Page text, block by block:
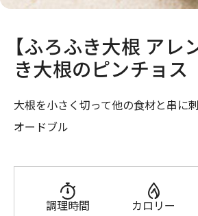
【ふろふき大根 アレ
き大根のピンチョス
大根を小さく切って他の食材と串に
オードブル
調理時間 カロリー